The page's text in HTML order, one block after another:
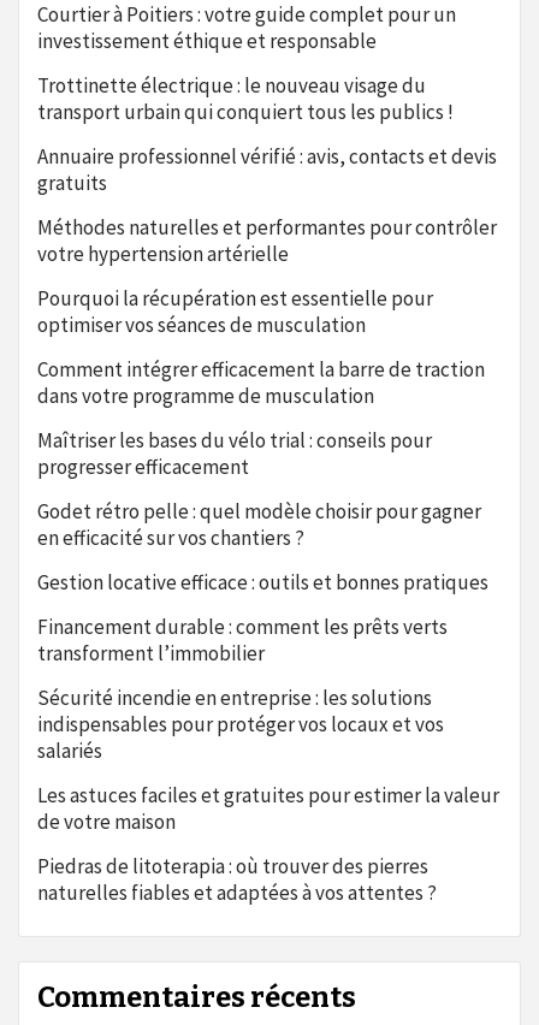
Courtier à Poitiers : votre guide complet pour un
investissement éthique et responsable
Trottinette électrique : le nouveau visage du
transport urbain qui conquiert tous les publics !
Annuaire professionnel vérifié : avis, contacts et devis
gratuits
Méthodes naturelles et performantes pour contrôler
votre hypertension artérielle
Pourquoi la récupération est essentielle pour
optimiser vos séances de musculation
Comment intégrer efficacement la barre de traction
dans votre programme de musculation
Maîtriser les bases du vélo trial : conseils pour
progresser efficacement
Godet rétro pelle : quel modèle choisir pour gagner
en efficacité sur vos chantiers ?
Gestion locative efficace : outils et bonnes pratiques
Financement durable : comment les prêts verts
transforment l’immobilier
Sécurité incendie en entreprise : les solutions
indispensables pour protéger vos locaux et vos
salariés
Les astuces faciles et gratuites pour estimer la valeur
de votre maison
Piedras de litoterapia : où trouver des pierres
naturelles fiables et adaptées à vos attentes ?
Commentaires récents